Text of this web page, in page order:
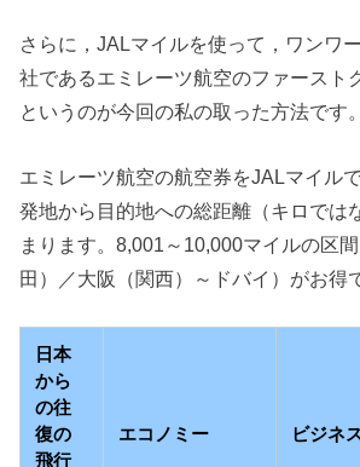
さらに，JALマイルを使って，ワンワ
社であるエミレーツ航空のファースト
というのが今回の私の取った方法です。
エミレーツ航空の航空券をJALマイル
発地から目的地への総距離（キロでは
まります。8,001～10,000マイルの区
田）／大阪（関西）～ドバイ）がお得
日本
から
の往
復の
飛行
エコノミー ビジネ